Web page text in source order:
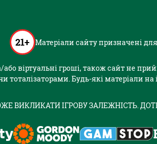
21+ Матеріали сайту призначені для
віртуальні гроші, також сайт не
тоталізаторами. Будь-які матеріали
ВИКЛИКАТИ ІГРОВУ ЗАЛЕЖНІСТЬ.